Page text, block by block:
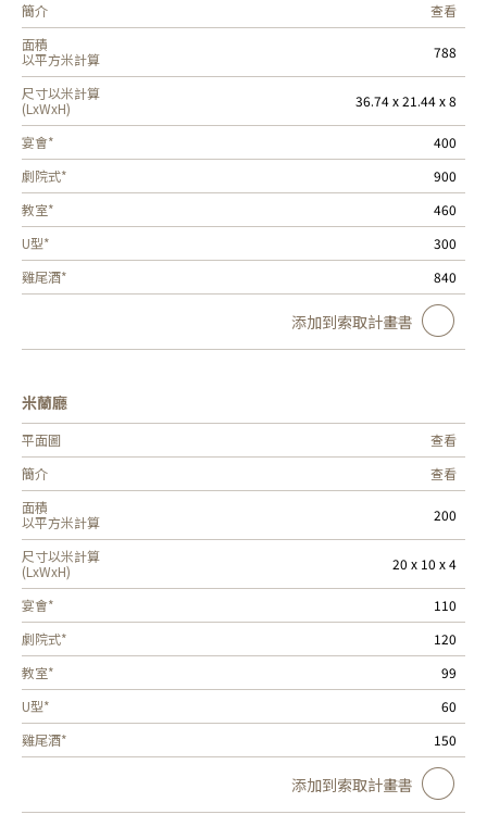
簡介
查看
面積
以平方米計算
788
尺寸以米計算
(LxWxH)
36.74 x 21.44 x 8
宴會*
400
劇院式*
900
教室*
460
U型*
300
雞尾酒*
840
添加到索取計畫書
米蘭廳
平面圖
查看
簡介
查看
面積
以平方米計算
200
尺寸以米計算
(LxWxH)
20 x 10 x 4
宴會*
110
劇院式*
120
教室*
99
U型*
60
雞尾酒*
150
添加到索取計畫書